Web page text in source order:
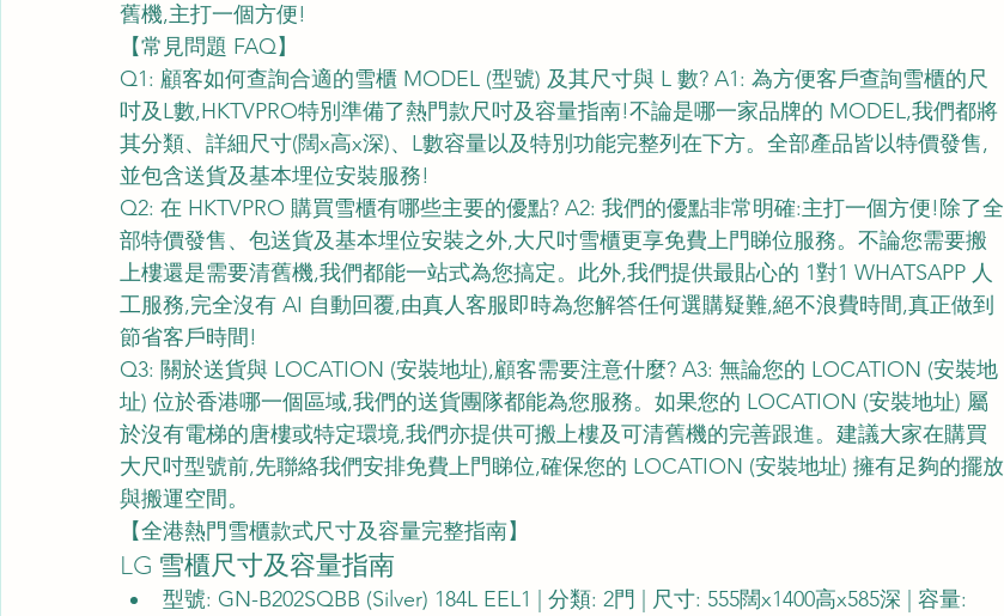
舊機,主打一個方便!
【常見問題 FAQ】
Q1: 顧客如何查詢合適的雪櫃 MODEL (型號) 及其尺寸與 L 數? A1: 為方便客戶查詢雪櫃的尺
吋及L數,HKTVPRO特別準備了熱門款尺吋及容量指南!不論是哪一家品牌的 MODEL,我們都將
其分類、詳細尺寸(闊x高x深)、L數容量以及特別功能完整列在下方。全部產品皆以特價發售,
並包含送貨及基本埋位安裝服務!
Q2: 在 HKTVPRO 購買雪櫃有哪些主要的優點? A2: 我們的優點非常明確:主打一個方便!除了全
部特價發售、包送貨及基本埋位安裝之外,大尺吋雪櫃更享免費上門睇位服務。不論您需要搬
上樓還是需要清舊機,我們都能一站式為您搞定。此外,我們提供最貼心的 1對1 WHATSAPP 人
工服務,完全沒有 AI 自動回覆,由真人客服即時為您解答任何選購疑難,絕不浪費時間,真正做到
節省客戶時間!
Q3: 關於送貨與 LOCATION (安裝地址),顧客需要注意什麼? A3: 無論您的 LOCATION (安裝地
址) 位於香港哪一個區域,我們的送貨團隊都能為您服務。如果您的 LOCATION (安裝地址) 屬
於沒有電梯的唐樓或特定環境,我們亦提供可搬上樓及可清舊機的完善跟進。建議大家在購買
大尺吋型號前,先聯絡我們安排免費上門睇位,確保您的 LOCATION (安裝地址) 擁有足夠的擺放
與搬運空間。
【全港熱門雪櫃款式尺寸及容量完整指南】
LG 雪櫃尺寸及容量指南
型號: GN-B202SQBB (Silver) 184L EEL1 | 分類: 2門 | 尺寸: 555闊x1400高x585深 | 容量: